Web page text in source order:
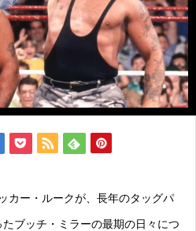
カー・ルークが、長年のタッグパ
ブッチ・ミラーの最期の日々につ